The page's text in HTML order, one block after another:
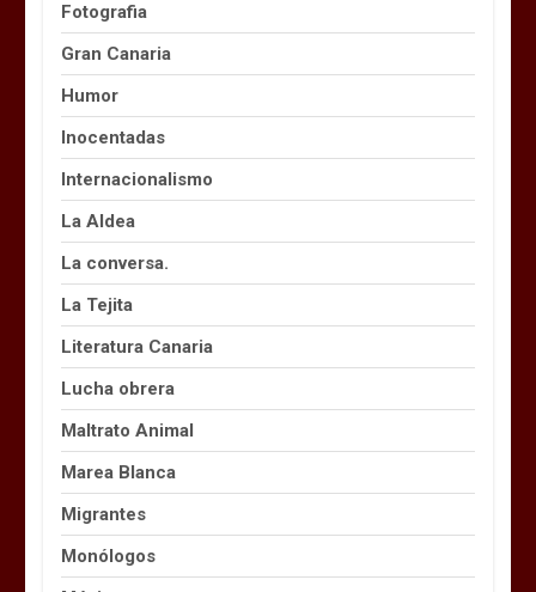
Fotografia
Gran Canaria
Humor
Inocentadas
Internacionalismo
La Aldea
La conversa.
La Tejita
Literatura Canaria
Lucha obrera
Maltrato Animal
Marea Blanca
Migrantes
Monólogos